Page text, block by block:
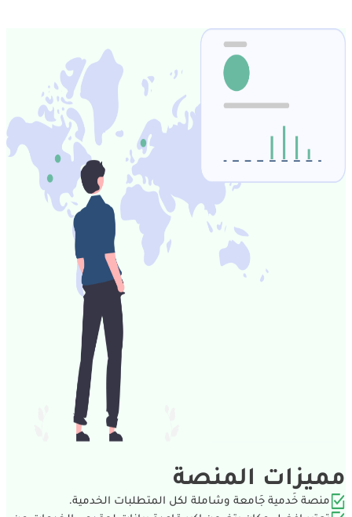
المنصة
منصة خَدمية جَامعة وشاملة لكل المتطلبات الخدمية.